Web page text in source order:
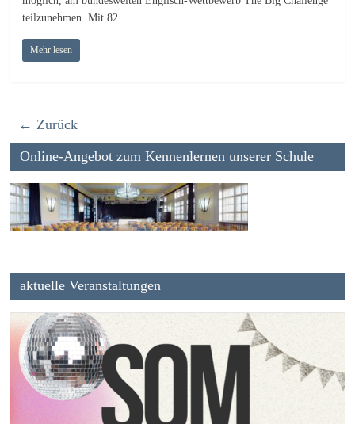
teilzunehmen. Mit 82
Mehr lesen
← Zurück
Online-Angebot zum Kennenlernen unserer Schule
aktuelle Veranstaltungen